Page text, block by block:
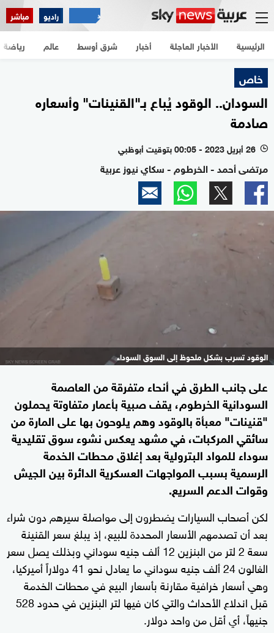
راديو مباشر
الرئيسية الأخبار العاجلة أخبار شرق أوسط عالم رياضة
خاص
السودان.. الوقود يُباع بـ"القنينات" وأسعاره
صادمة
l 26 أبريل 2023 - 00:05 بتوقيت أبوظبي
مرتضى أحمد - الخرطوم - سكاي نيوز عربية
الوقود تسرب بشكل ملحوظ إلى السوق السوداء
على جانب الطرق في أنحاء متفرقة من العاصمة
السودانية الخرطوم، يقف صبية بأعمار متفاوتة يحملون
"قنينات" معبأة بالوقود وهم يلوحون بها على المارة من
سائقي المركبات، في مشهد يعكس نشوء سوق تقليدية
سوداء للمواد البترولية بعد إغلاق محطات الخدمة
الرسمية بسبب المواجهات العسكرية الدائرة بين الجيش
وقوات الدعم السريع.
لكن أصحاب السيارات يضطرون إلى مواصلة سيرهم دون شراء
بعد أن تصدمهم الأسعار المحددة للبيع، إذ يبلغ سعر القنينة
سعة 2 لتر من البنزين 12 ألف جنيه سوداني وبذلك يصل سعر
الغالون 24 ألف جنيه سوداني ما يعادل نحو 41 دولاراً أميركيا،
وهي أسعار خرافية مقارنة بأسعار البيع في محطات الخدمة
قبل اندلاع الأحداث والتي كان فيها لتر البنزين في حدود 528
جنيهاً، أي أقل من واحد دولار.